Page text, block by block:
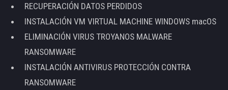
RECUPERACIÓN DATOS PERDIDOS
INSTALACIÓN VM VIRTUAL MACHINE WINDOWS macOS
ELIMINACIÓN VIRUS TROYANOS MALWARE
RANSOMWARE
INSTALACIÓN ANTIVIRUS PROTECCIÓN CONTRA
RANSOMWARE